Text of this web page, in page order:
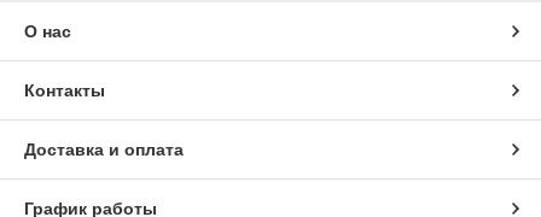
О нас
Контакты
Доставка и оплата
График работы